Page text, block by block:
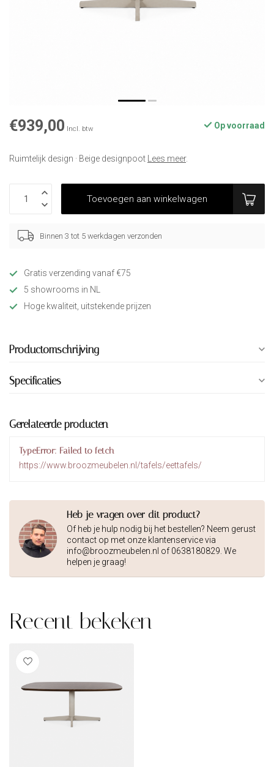
€939,00 Incl. btw Op voorraad
Ruimtelijk design · Beige designpoot Lees meer.
Toevoegen aan winkelwagen
Binnen 3 tot 5 werkdagen verzonden
Gratis verzending vanaf €75
5 showrooms in NL
Hoge kwaliteit, uitstekende prijzen
Productomschrijving
Specificaties
Gerelateerde producten
TypeError: Failed to fetch
https://www.broozmeubelen.nl/tafels/eettafels/
Heb je vragen over dit product?
Of heb je hulp nodig bij het bestellen? Neem gerust
contact op met onze klantenservice via
info@broozmeubelen.nl of 0638180829. We
helpen je graag!
Recent bekeken